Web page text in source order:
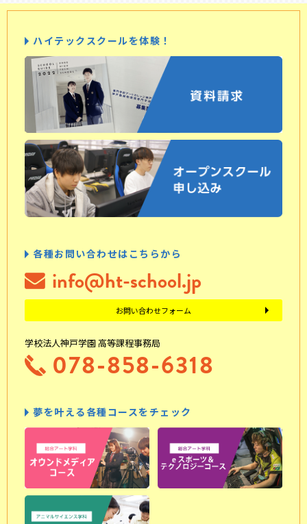
ハイテックスクールを体験！
各種お問い合わせはこちらから
info@ht-school.jp
お問い合わせフォーム
学校法人神戸学園 高等課程事務局
078-858-6318
夢を叶える各種コースをチェック